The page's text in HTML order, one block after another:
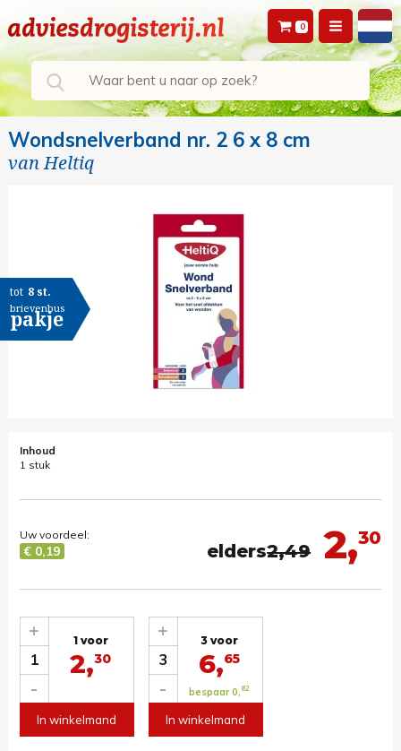
0
Wondsnelverband nr. 2 6 x 8 cm
vanHeltiq
tot 8 st.
brievenbus
pakje
Inhoud
1 stuk
2,30
elders2,49
Uw voordeel:
€ 0,19
1
-
+ 1 voor
2,30
In winkelmand
3
-
+ 3 voor
6,65
bespaar 0, 82
In winkelmand